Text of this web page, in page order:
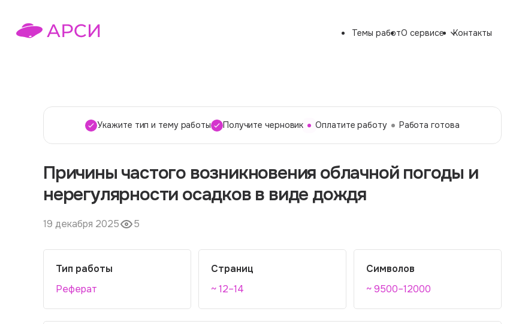
Темы работО сервисе Контакты
Укажите тип и тему работы Получите черновик Оплатите работу Работа готова
Причины частого возникновения облачной погоды и
нерегулярности осадков в виде дождя
19 декабря 2025 5
Тип работы
Реферат
Страниц
~ 12–14
Символов
~ 9500–12000